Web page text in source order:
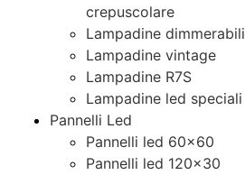
crepuscolare
Lampadine dimmerabili
Lampadine vintage
Lampadine R7S
Lampadine led speciali
Pannelli Led
Pannelli led 60×60
Pannelli led 120×30